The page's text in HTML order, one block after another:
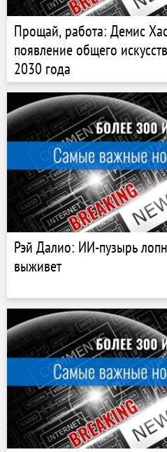
Прощай, работа: Демис
появление общего
2030 года
Рэй Далио: ИИ-пузырь
выживет